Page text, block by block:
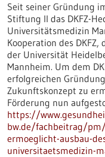
Seit seiner Gründung
Stiftung II das DKFZ-
Universitätsmedizin
Kooperation des
der Universität
Mannheim. Um dem
erfolgreichen
Zukunftskonzept zu
Förderung nun
https://
bw.de/fachbeitrag/
ermoeglicht-ausbau-
universitaetsmedizin-